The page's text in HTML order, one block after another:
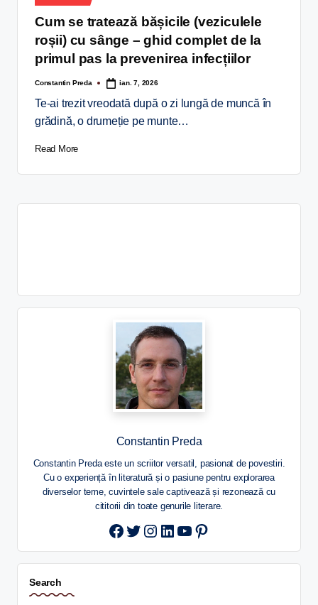
Cum se tratează bășicile (veziculele
roșii) cu sânge – ghid complet de la
primul pas la prevenirea infecțiilor
Constantin Preda ian. 7, 2026
Te-ai trezit vreodată după o zi lungă de muncă în
grădină, o drumeție pe munte…
Read More
Constantin Preda
Constantin Preda este un scriitor versatil, pasionat de povestiri.
Cu o experiență în literatură și o pasiune pentru explorarea
diverselor teme, cuvintele sale captivează și rezonează cu
cititorii din toate genurile literare.
Twitter
Instagram
LinkedIn
YouTube
Pinterest
Search